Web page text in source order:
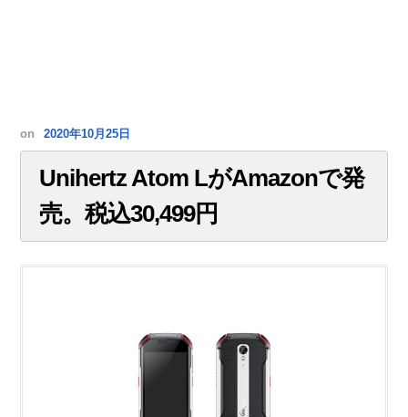
on 2020年10月25日
Unihertz Atom LがAmazonで発
売。税込30,499円